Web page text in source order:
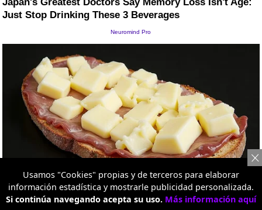
Usamos "Cookies" propias y de terceros para elaborar
información estadística y mostrarle publicidad personalizada.
Si continúa navegando acepta su uso. Más información aquí